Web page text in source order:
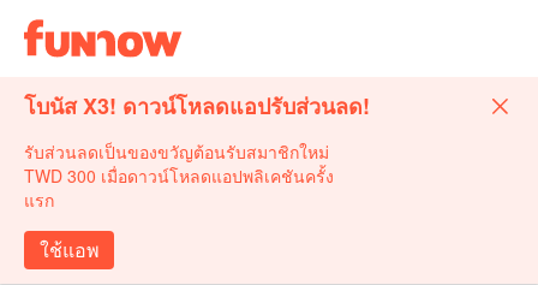
โบนัส X3! ดาวน์โหลดแอปรับส่วนลด!
รับส่วนลดเป็นของขวัญต้อนรับสมาชิกใหม่
TWD 300 เมื่อดาวน์โหลดแอปพลิเคชันครั้ง
แรก
ใช้แอพ